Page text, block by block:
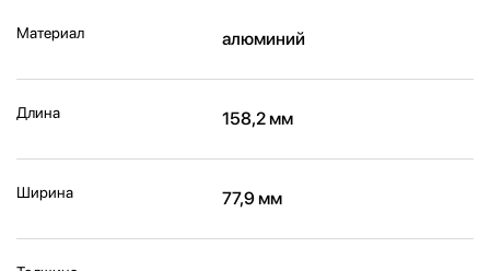
Материал алюминий
Длина 158,2 мм
Ширина 77,9 мм